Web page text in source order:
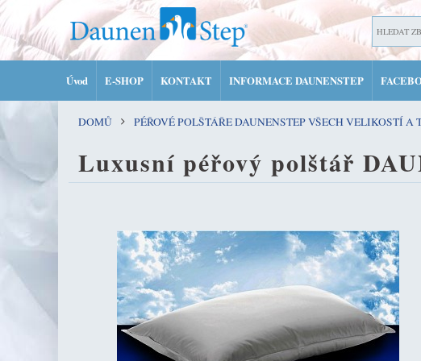
Úvod E-SHOP KONTAKT INFORMACE DAUNENSTEP
DOMŮ PÉŘOVÉ POLŠTÁŘE DAUNENSTEP VŠECH VELIKOSTÍ A
Luxusní péřový polštář